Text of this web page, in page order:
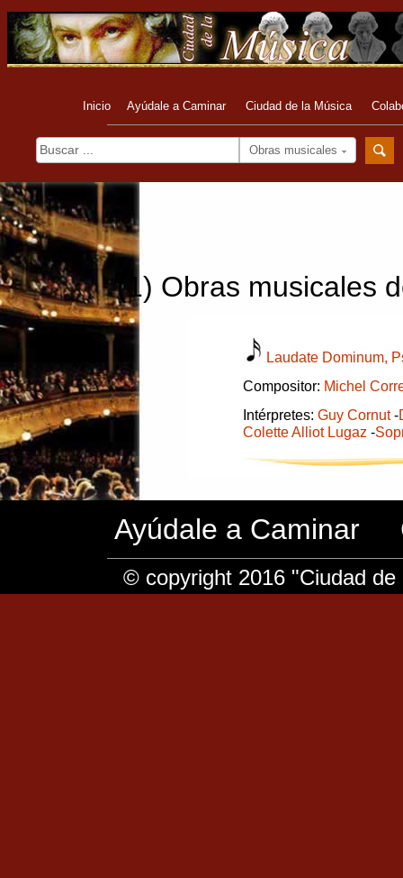
Inicio Ayúdale a Caminar Ciudad de la Música
Obras musicales
(1) Obras musicales
Laudate Dominum,
Compositor: Michel
Intérpretes: Guy Cornut-
Colette Alliot Lugaz -
Ayúdale a Caminar
© copyright 2016 "Ciudad